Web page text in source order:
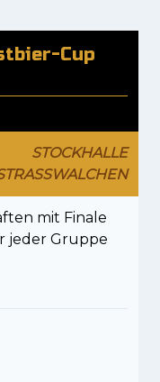
Cup
STOCKHALLE
mit Finale
jeder Gruppe